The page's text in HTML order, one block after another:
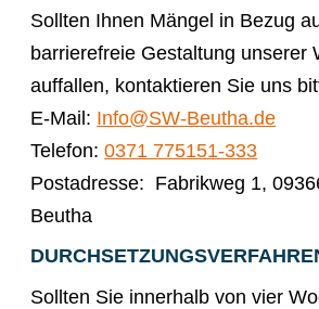
Sollten Ihnen Mängel in Bezug
barrierefreie Gestaltung unserer
auffallen, kontaktieren Sie uns
E-Mail: Info@SW-Beutha.de
Telefon:0371 775151-333
Postadresse: Fabrikweg 1,
Beutha
Sollten Sie innerhalb von vier